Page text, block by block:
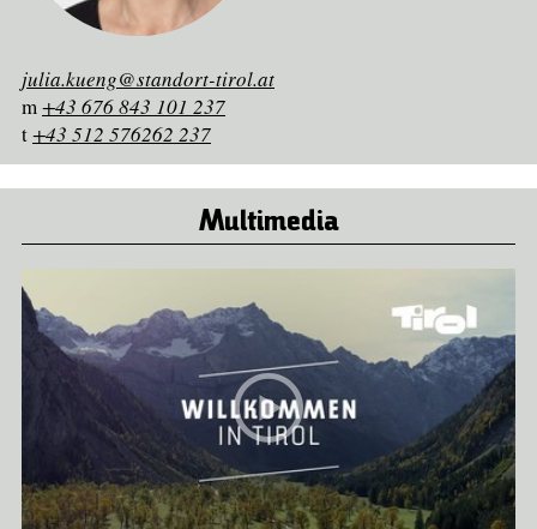
julia.kueng@standort-tirol.at
m+43 676 843 101 237
t+43 512 576262 237
Multimedia